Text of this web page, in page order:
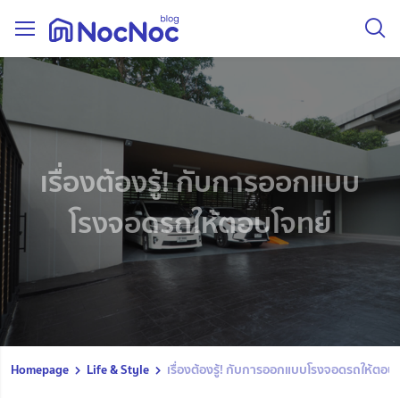
เรื่องต้องรู้! กับการออกแบบ
โรงจอดรถให้ตอบโจทย์
Homepage Life & Style เรื่องต้องรู้! กับการออกแบบโรงจอดรถให้ตอบ